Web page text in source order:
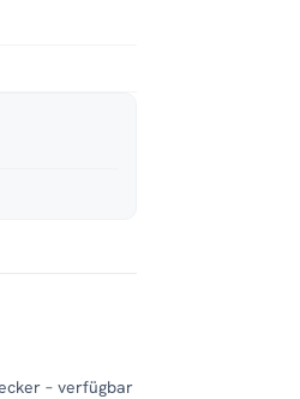
– verfügbar